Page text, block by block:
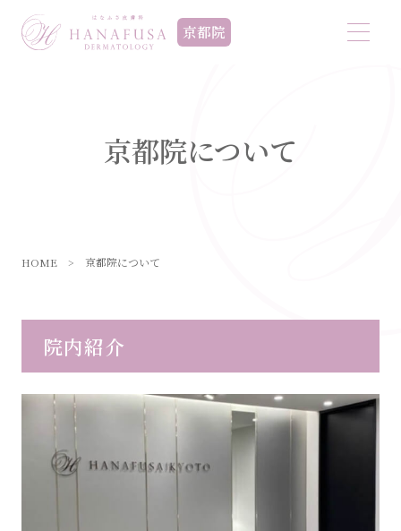
京都院
京都院について
HOME > 京都院について
院内紹介